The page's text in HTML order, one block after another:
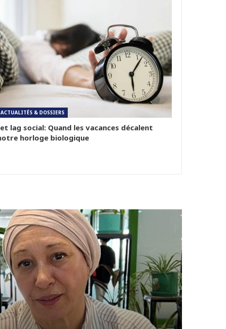
ACTUALITÉS & DOSSIERS
lag social: Quand les vacances décalent
horloge biologique